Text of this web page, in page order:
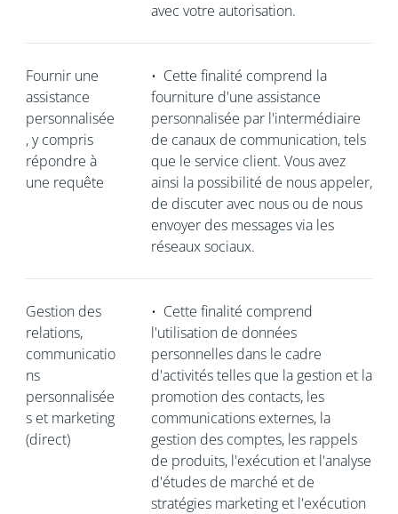
avec votre autorisation.
Fournir une
assistance
personnalisée
, y compris
répondre à
une requête
• Cette finalité comprend la
fourniture d'une assistance
personnalisée par l'intermédiaire
de canaux de communication, tels
que le service client. Vous avez
ainsi la possibilité de nous appeler,
de discuter avec nous ou de nous
envoyer des messages via les
réseaux sociaux.
Gestion des
relations,
communicatio
ns
personnalisée
s et marketing
(direct)
• Cette finalité comprend
l'utilisation de données
personnelles dans le cadre
d'activités telles que la gestion et la
promotion des contacts, les
communications externes, la
gestion des comptes, les rappels
de produits, l'exécution et l'analyse
d'études de marché et de
stratégies marketing et l'exécution